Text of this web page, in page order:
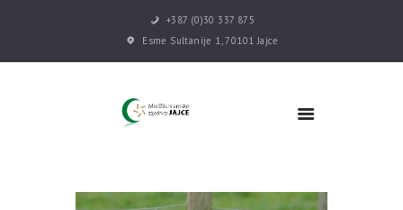
+387 (0)30 337 875
Esme Sultanije 1, 70101 Jajce
POČETNA
DŽEMATI